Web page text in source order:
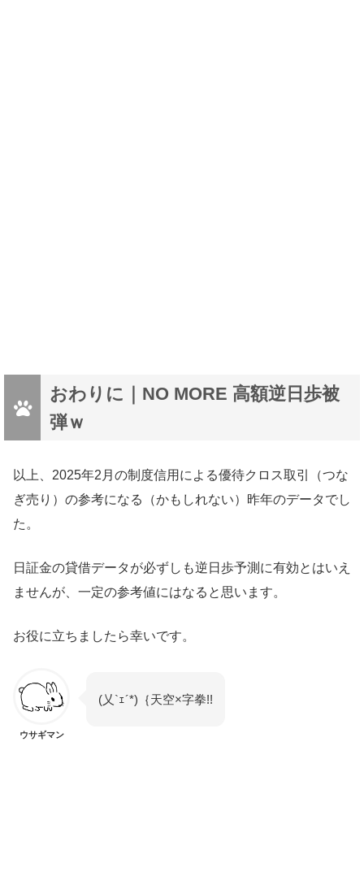
おわりに｜NO MORE 高額逆日歩被
弾ｗ
以上、2025年2月の制度信用による優待クロス取引（つな
ぎ売り）の参考になる（かもしれない）昨年のデータでし
た。
日証金の貸借データが必ずしも逆日歩予測に有効とはいえ
ませんが、一定の参考値にはなると思います。
お役に立ちましたら幸いです。
ウサギマン
(乂`ｪ´*)｛天空×字拳!!